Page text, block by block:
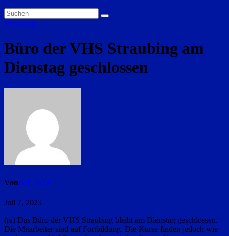
Straubing
Büro der VHS Straubing am
Dienstag geschlossen
Vonred_ra24
Juli 7, 2025
(ra) Das Büro der VHS Straubing bleibt am Dienstag geschlossen.
Die Mitarbeiter sind auf Fortbildung. Die Kurse finden jedoch wie